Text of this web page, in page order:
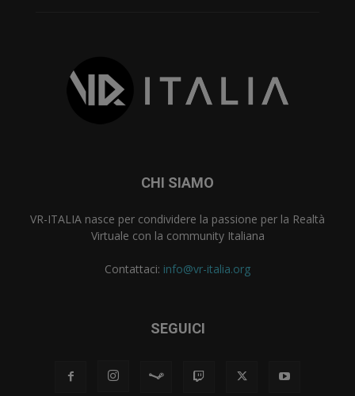
CHI SIAMO
VR-ITALIA nasce per condividere la passione per la Realtà
Virtuale con la community Italiana
Contattaci: info@vr-italia.org
SEGUICI